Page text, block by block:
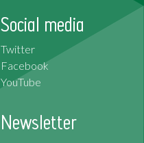
Social media
Twitter
Facebook
YouTube
Newsletter